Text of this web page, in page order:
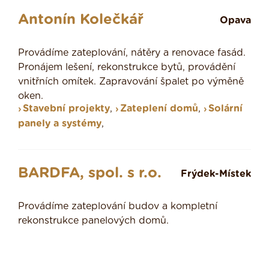
Antonín Kolečkář Opava
Provádíme zateplování, nátěry a renovace fasád.
Pronájem lešení, rekonstrukce bytů, provádění
vnitřních omítek. Zapravování špalet po výměně
oken.
Stavební projekty, Zateplení domů,
Solární
panely a systémy,
BARDFA, spol. s r.o. Frýdek-Místek
Provádíme zateplování budov a kompletní
rekonstrukce panelových domů.